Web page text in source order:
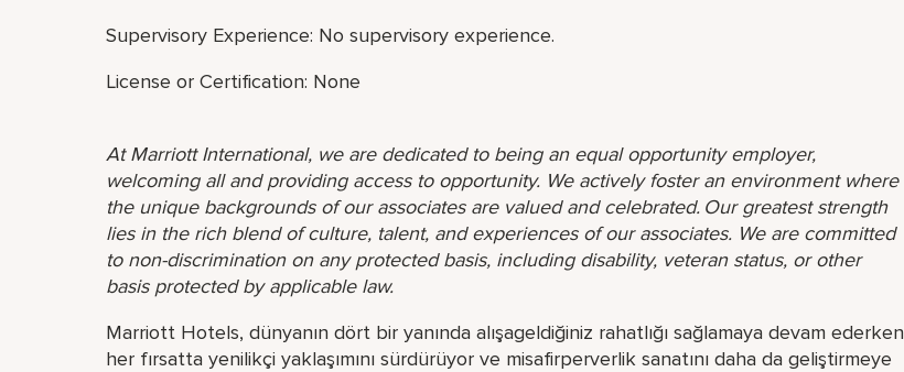
Supervisory Experience: No supervisory experience.
License or Certification: None
At Marriott International, we are dedicated to being an equal opportunity employer,
welcoming all and providing access to opportunity. We actively foster an environment where
the unique backgrounds of our associates are valued and celebrated. Our greatest strength
lies in the rich blend of culture, talent, and experiences of our associates. We are committed
to non-discrimination on any protected basis, including disability, veteran status, or other
basis protected by applicable law.
Marriott Hotels, dünyanın dört bir yanında alışageldiğiniz rahatlığı sağlamaya devam ederken
her fırsatta yenilikçi yaklaşımını sürdürüyor ve misafirperverlik sanatını daha da geliştirmeye